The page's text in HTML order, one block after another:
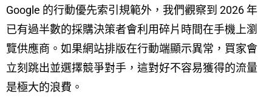
Google 的行動優先索引規範外，我們觀察到 2026 年
已有過半數的採購決策者會利用碎片時間在手機上瀏
覽供應商。如果網站排版在行動端顯示異常，買家會
立刻跳出並選擇競爭對手，這對好不容易獲得的流量
是極大的浪費。